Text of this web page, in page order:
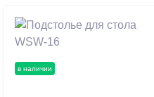
в наличии